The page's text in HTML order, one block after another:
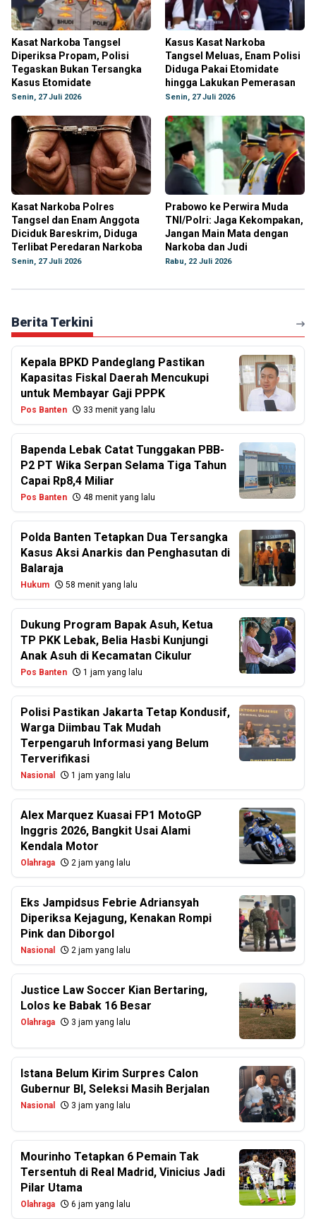
Kasat Narkoba Tangsel
Diperiksa Propam, Polisi
Tegaskan Bukan Tersangka
Kasus Etomidate
Senin, 27 Juli 2026
Kasus Kasat Narkoba
Tangsel Meluas, Enam Polisi
Diduga Pakai Etomidate
hingga Lakukan Pemerasan
Senin, 27 Juli 2026
Kasat Narkoba Polres
Tangsel dan Enam Anggota
Diciduk Bareskrim, Diduga
Terlibat Peredaran Narkoba
Senin, 27 Juli 2026
Prabowo ke Perwira Muda
TNI/Polri: Jaga Kekompakan,
Jangan Main Mata dengan
Narkoba dan Judi
Rabu, 22 Juli 2026
Berita Terkini
Kepala BPKD Pandeglang Pastikan
Kapasitas Fiskal Daerah Mencukupi
untuk Membayar Gaji PPPK
Pos Banten 33 menit yang lalu
Bapenda Lebak Catat Tunggakan PBB-
P2 PT Wika Serpan Selama Tiga Tahun
Capai Rp8,4 Miliar
Pos Banten 48 menit yang lalu
Polda Banten Tetapkan Dua Tersangka
Kasus Aksi Anarkis dan Penghasutan di
Balaraja
Hukum 58 menit yang lalu
Dukung Program Bapak Asuh, Ketua
TP PKK Lebak, Belia Hasbi Kunjungi
Anak Asuh di Kecamatan Cikulur
Pos Banten 1 jam yang lalu
Polisi Pastikan Jakarta Tetap Kondusif,
Warga Diimbau Tak Mudah
Terpengaruh Informasi yang Belum
Terverifikasi
Nasional 1 jam yang lalu
Alex Marquez Kuasai FP1 MotoGP
Inggris 2026, Bangkit Usai Alami
Kendala Motor
Olahraga 2 jam yang lalu
Eks Jampidsus Febrie Adriansyah
Diperiksa Kejagung, Kenakan Rompi
Pink dan Diborgol
Nasional 2 jam yang lalu
Justice Law Soccer Kian Bertaring,
Lolos ke Babak 16 Besar
Olahraga 3 jam yang lalu
Istana Belum Kirim Surpres Calon
Gubernur BI, Seleksi Masih Berjalan
Nasional 3 jam yang lalu
Mourinho Tetapkan 6 Pemain Tak
Tersentuh di Real Madrid, Vinicius Jadi
Pilar Utama
Olahraga 6 jam yang lalu